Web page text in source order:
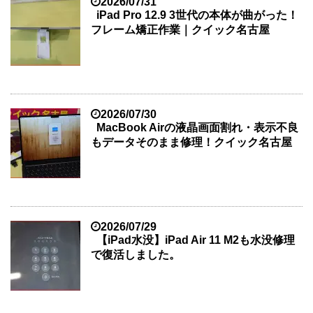
iPad Pro 12.9 3世代の本体が曲がった！
フレーム矯正作業｜クイック名古屋
2026/07/30
MacBook Airの液晶画面割れ・表示不良
もデータそのまま修理！クイック名古屋
2026/07/29
【iPad水没】iPad Air 11 M2も水没修理
で復活しました。